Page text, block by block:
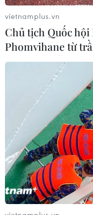
vietnamplus.vn
Chủ tịch Quốc
Phomvihane từ